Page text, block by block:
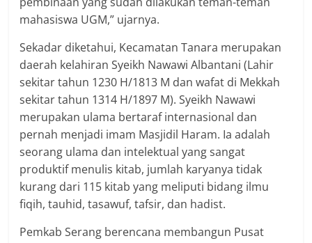
mahasiswa UGM,” ujarnya.
Sekadar diketahui, Kecamatan Tanara merupakan
daerah kelahiran Syeikh Nawawi Albantani (Lahir
sekitar tahun 1230 H/1813 M dan wafat di Mekkah
sekitar tahun 1314 H/1897 M). Syeikh Nawawi
merupakan ulama bertaraf internasional dan
pernah menjadi imam Masjidil Haram. Ia adalah
seorang ulama dan intelektual yang sangat
produktif menulis kitab, jumlah karyanya tidak
kurang dari 115 kitab yang meliputi bidang ilmu
fiqih, tauhid, tasawuf, tafsir, dan hadist.
Pemkab Serang berencana membangun Pusat